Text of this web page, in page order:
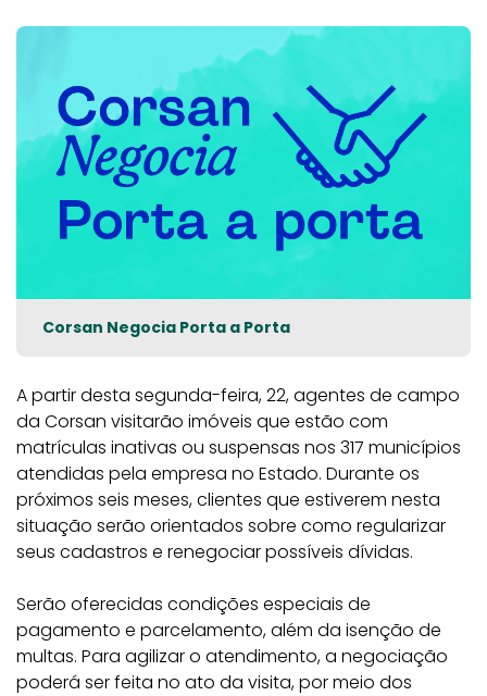
Corsan Negocia Porta a Porta
A partir desta segunda-feira, 22, agentes de campo
da Corsan visitarão imóveis que estão com
matrículas inativas ou suspensas nos 317 municípios
atendidas pela empresa no Estado. Durante os
próximos seis meses, clientes que estiverem nesta
situação serão orientados sobre como regularizar
seus cadastros e renegociar possíveis dívidas.
Serão oferecidas condições especiais de
pagamento e parcelamento, além da isenção de
multas. Para agilizar o atendimento, a negociação
poderá ser feita no ato da visita, por meio dos